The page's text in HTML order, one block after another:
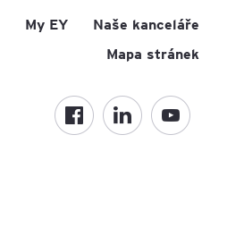
My EY
Naše kanceláře
Mapa stránek